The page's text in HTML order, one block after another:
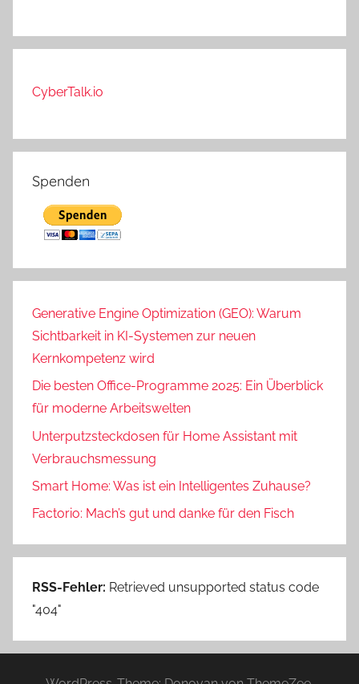
CyberTalk.io
Spenden
Generative Engine Optimization (GEO): Warum
Sichtbarkeit in KI-Systemen zur neuen
Kernkompetenz wird
Die besten Office-Programme 2025: Ein Überblick
für moderne Arbeitswelten
Unterputzsteckdosen für Home Assistant mit
Verbrauchsmessung
Smart Home: Was ist ein Intelligentes Zuhause?
Factorio: Mach’s gut und danke für den Fisch
RSS-Fehler: Retrieved unsupported status code
"404"